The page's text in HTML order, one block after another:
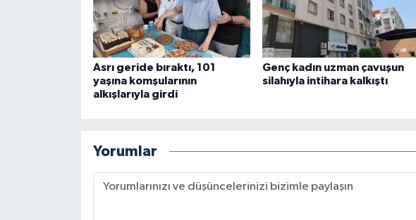
Asrı geride bıraktı, 101
yaşına komşularının
alkışlarıyla girdi
Genç kadın uzman çavuşun
silahıyla intihara kalkıştı
Yorumlar